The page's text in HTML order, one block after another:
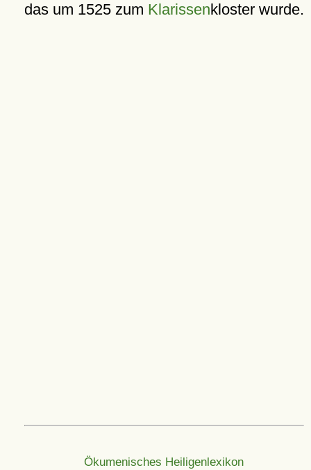
das um 1525 zum Klarissenkloster wurde.
Ökumenisches Heiligenlexikon